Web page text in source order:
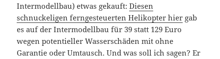
Intermodellbau) etwas gekauft:Diesen
schnuckeligen ferngesteuerten Helikopter hier gab
es auf der Intermodellbau für 39 statt 129 Euro
wegen potentieller Wasserschäden mit ohne
Garantie oder Umtausch. Und was soll ich sagen? Er